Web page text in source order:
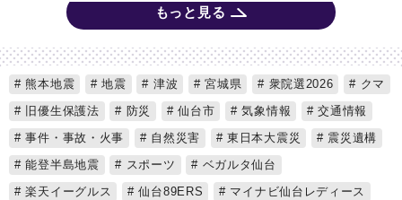
もっと見る
熊本地震 地震 津波 宮城県 衆院選2026
クマ
旧優生保護法
防災 仙台市 気象情報
交通情報
事件・事故・火事
自然災害 東日本大震災
震災遺構
能登半島地震
スポーツ
ベガルタ仙台
楽天イーグルス
仙台89ERS
マイナビ仙台レディース